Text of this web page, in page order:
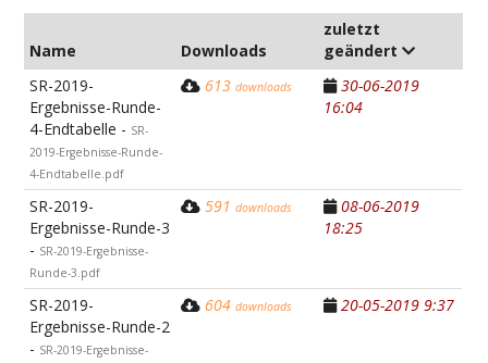
Name Downloads
zuletzt
geändert
SR-2019-
Ergebnisse-Runde-
4-Endtabelle - SR-
2019-Ergebnisse-Runde-
4-Endtabelle.pdf
613downloads
30-06-2019
16:04
SR-2019-
Ergebnisse-Runde-3
- SR-2019-Ergebnisse-
Runde-3.pdf
591downloads
08-06-2019
18:25
SR-2019-
Ergebnisse-Runde-2
- SR-2019-Ergebnisse-
604downloads 20-05-2019 9:37